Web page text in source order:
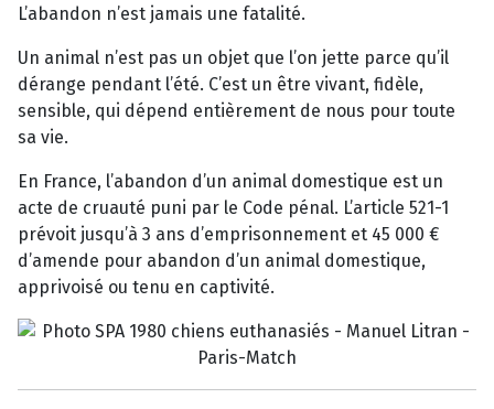
L’abandon n’est jamais une fatalité.
Un animal n’est pas un objet que l’on jette parce qu’il
dérange pendant l’été. C’est un être vivant, fidèle,
sensible, qui dépend entièrement de nous pour toute
sa vie.
En France, l’abandon d’un animal domestique est un
acte de cruauté puni par le Code pénal. L’article 521-1
prévoit jusqu’à 3 ans d’emprisonnement et 45 000 €
d’amende pour abandon d’un animal domestique,
apprivoisé ou tenu en captivité.